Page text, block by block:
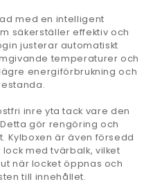
med en intelligent
säkerställer effektiv och
justerar automatiskt
temperaturer och
energiförbrukning och
inre yta tack vare den
gör rengöring och
Kylboxen är även försedd
med tvärbalk, vilket
när locket öppnas och
till innehållet.